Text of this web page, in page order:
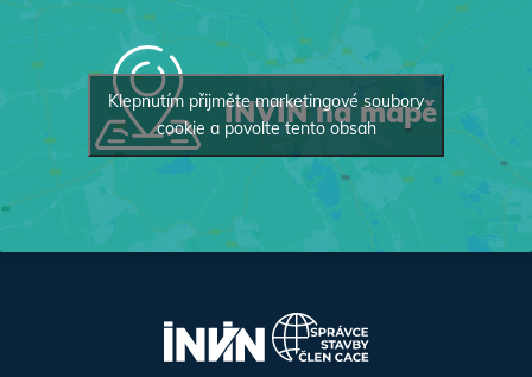
INVIN na mapě
Klepnutím přijměte marketingové soubory
cookie a povolte tento obsah